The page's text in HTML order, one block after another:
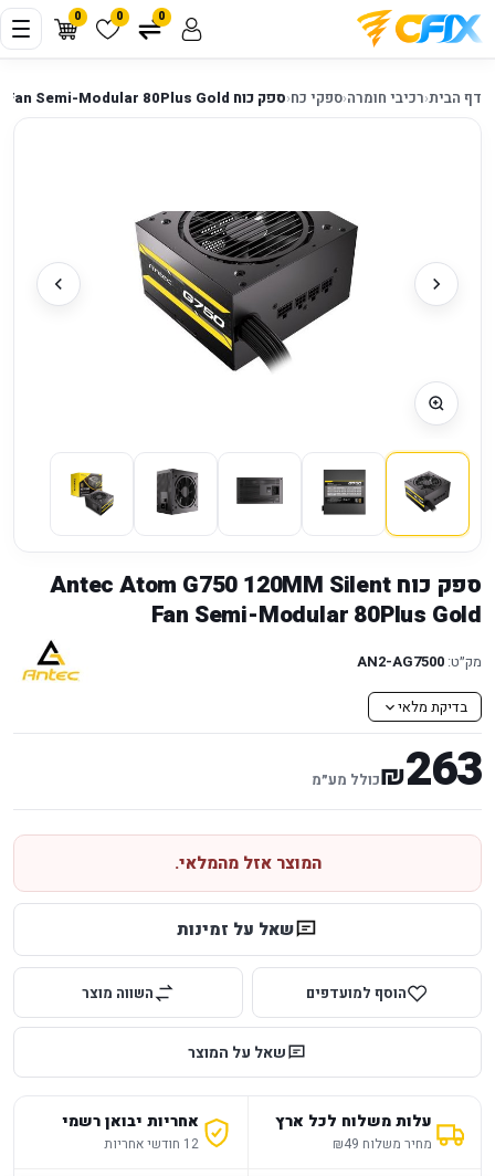
0 0 0
דף הבית‹רכיבי חומרה‹ספקי כח‹ספק כוח Antec Atom G750 120MM Silent Fan Semi-Modular 80Plus Gold
ספק כוח Antec Atom G750 120MM Silent
Fan Semi-Modular 80Plus Gold
מק״ט: AN2-AG7500
בדיקת מלאי
263
₪כולל מע״מ
המוצר אזל מהמלאי.
שאל על זמינות
הוסף למועדפים השווה מוצר
שאל על המוצר
עלות משלוח לכל ארץ
מחיר משלוח ₪49
אחריות יבואן רשמי
12 חודשי אחריות